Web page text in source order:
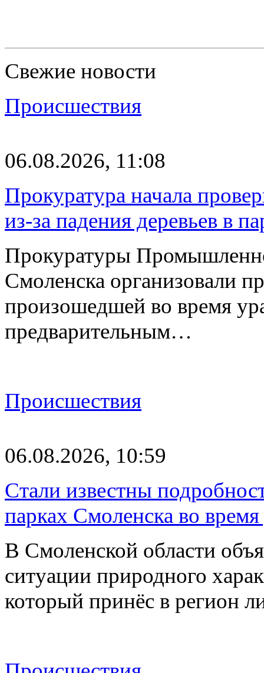
Свежие новости
Происшествия
06.08.2026, 11:08
Прокуратура начала
из-за падения деревьев в
Прокуратуры
Смоленска организовали
произошедшей во время
предварительным…
Происшествия
06.08.2026, 10:59
Стали известны
парках Смоленска во
В Смоленской области
ситуации природного
который принёс в регион